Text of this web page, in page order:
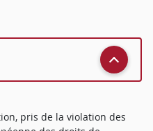
pris de la violation des